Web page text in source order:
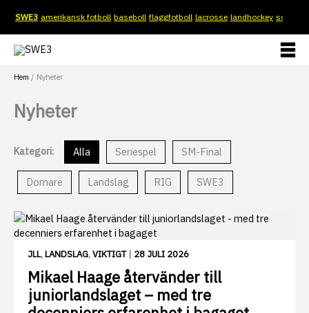
innehåll
SWE3 amerikansk fotboll baseboll flaggfotboll lacrosse landhockey softboll
Hem Nyheter
Nyheter
Kategori: Alla Seriespel SM-Final
Domare Landslag RIG SWE3
JLL,LANDSLAG,VIKTIGT| 28 JULI 2026
Mikael Haage återvänder till
juniorlandslaget – med tre